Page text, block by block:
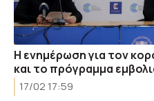
Η ενημέρωση για τον
και το πρόγραμμα
17/02 17:59